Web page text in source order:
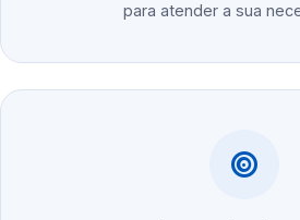
para atender a sua